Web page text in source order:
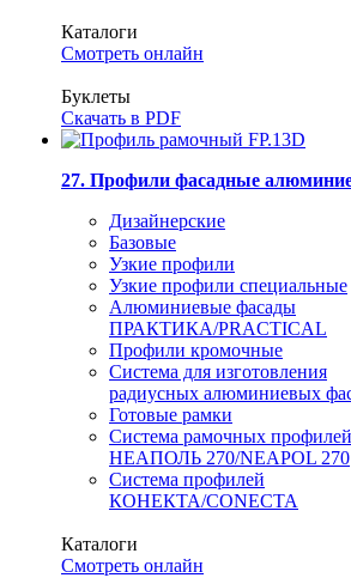
Каталоги
Смотреть онлайн
Буклеты
Скачать в PDF
27. Профили фасадные
Дизайнерские
Базовые
Узкие профили
Узкие профили специальные
Алюминиевые фасады
ПРАКТИКА/PRACTICAL
Профили кромочные
Система для изготовления
радиусных алюминиевых
Готовые рамки
Система рамочных профилей
НЕАПОЛЬ 270/NEAPOL 270
Система профилей
КОНЕКТА/CONECTA
Каталоги
Смотреть онлайн